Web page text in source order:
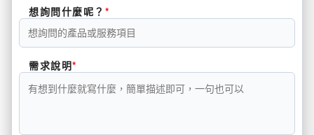
想詢問什麼呢？
需求說明